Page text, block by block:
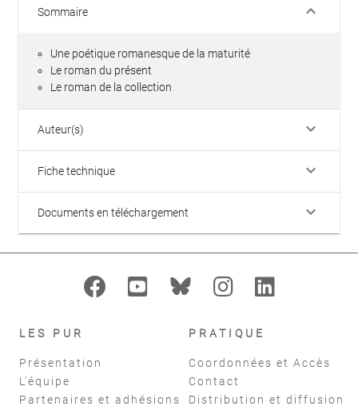
Sommaire keyboard_arrow_down
Une poétique romanesque de la maturité
Le roman du présent
Le roman de la collection
Auteur(s) keyboard_arrow_down
Fiche technique keyboard_arrow_down
Documents en téléchargement keyboard_arrow_down
LES PUR
Présentation
L'équipe
Partenaires et adhésions
PRATIQUE
Coordonnées et Accès
Contact
Distribution et diffusion